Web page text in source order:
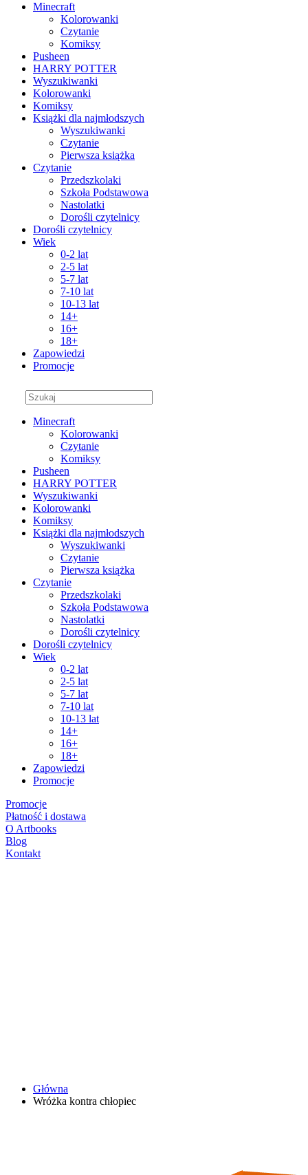
Minecraft
Kolorowanki
Czytanie
Komiksy
Pusheen
HARRY POTTER
Wyszukiwanki
Kolorowanki
Komiksy
Książki dla najmłodszych
Wyszukiwanki
Czytanie
Pierwsza książka
Czytanie
Przedszkolaki
Szkoła Podstawowa
Nastolatki
Dorośli czytelnicy
Dorośli czytelnicy
Wiek
0-2 lat
2-5 lat
5-7 lat
7-10 lat
10-13 lat
14+
16+
18+
Zapowiedzi
Promocje
Minecraft
Kolorowanki
Czytanie
Komiksy
Pusheen
HARRY POTTER
Wyszukiwanki
Kolorowanki
Komiksy
Książki dla najmłodszych
Wyszukiwanki
Czytanie
Pierwsza książka
Czytanie
Przedszkolaki
Szkoła Podstawowa
Nastolatki
Dorośli czytelnicy
Dorośli czytelnicy
Wiek
0-2 lat
2-5 lat
5-7 lat
7-10 lat
10-13 lat
14+
16+
18+
Zapowiedzi
Promocje
Promocje
Płatność i dostawa
O Artbooks
Blog
Kontakt
Główna
Wróżka kontra chłopiec